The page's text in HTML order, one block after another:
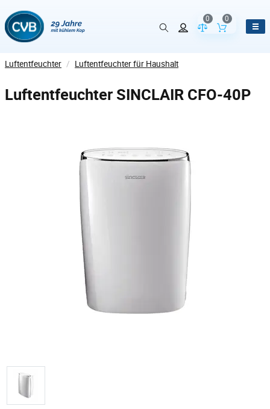
Vergleich der
0
Inhalt des
0
Luftentfeuchter / Luftentfeuchter für Haushalt
Luftentfeuchter SINCLAIR CFO-40P